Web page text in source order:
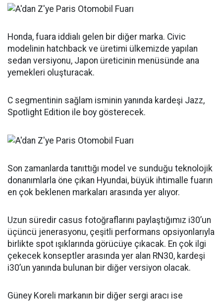
Honda, fuara iddialı gelen bir diğer marka. Civic
modelinin hatchback ve üretimi ülkemizde yapılan
sedan versiyonu, Japon üreticinin menüsünde ana
yemekleri oluşturacak.
C segmentinin sağlam isminin yanında kardeşi Jazz,
Spotlight Edition ile boy gösterecek.
Son zamanlarda tanıttığı model ve sunduğu teknolojik
donanımlarla öne çıkan Hyundai, büyük ihtimalle fuarın
en çok beklenen markaları arasında yer alıyor.
Uzun süredir casus fotoğraflarını paylaştığımız i30’un
üçüncü jenerasyonu, çeşitli performans opsiyonlarıyla
birlikte spot ışıklarında görücüye çıkacak. En çok ilgi
çekecek konseptler arasında yer alan RN30, kardeşi
i30’un yanında bulunan bir diğer versiyon olacak.
Güney Koreli markanın bir diğer sergi aracı ise